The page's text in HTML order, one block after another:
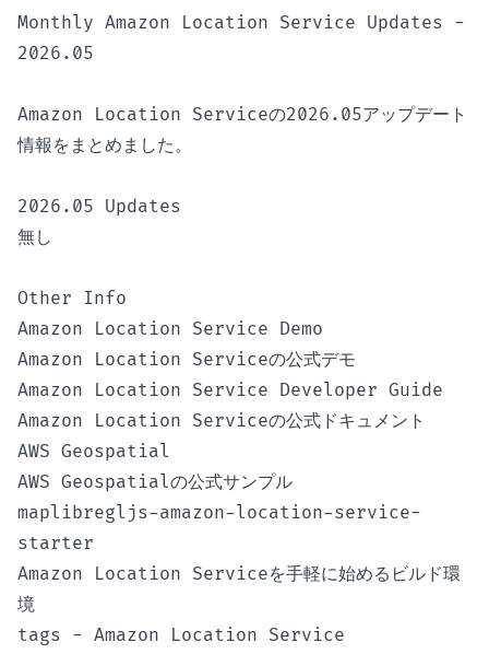
Monthly Amazon Location Service Updates -
2026.05
Amazon Location Serviceの2026.05アップデート
情報をまとめました。
2026.05 Updates
無し
Other Info
Amazon Location Service Demo
Amazon Location Serviceの公式デモ
Amazon Location Service Developer Guide
Amazon Location Serviceの公式ドキュメント
AWS Geospatial
AWS Geospatialの公式サンプル
maplibregljs-amazon-location-service-
starter
Amazon Location Serviceを手軽に始めるビルド環
境
tags - Amazon Location Service